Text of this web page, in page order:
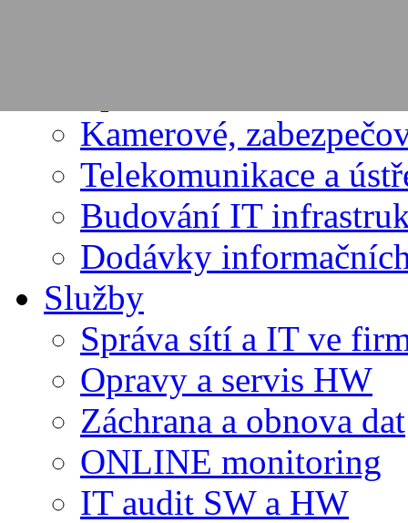
Kamerové,
Telekomunikace a
Budování IT
Dodávky
Služby
Správa sítí a IT ve
Opravy a servis HW
Záchrana a obnova dat
ONLINE monitoring
IT audit SW a HW